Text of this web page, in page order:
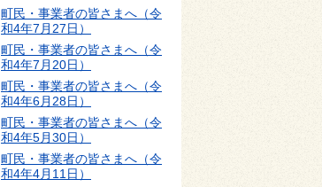
町民・事業者の皆さまへ（令
和4年7月27日）
町民・事業者の皆さまへ（令
和4年7月20日）
町民・事業者の皆さまへ（令
和4年6月28日）
町民・事業者の皆さまへ（令
和4年5月30日）
町民・事業者の皆さまへ（令
和4年4月11日）